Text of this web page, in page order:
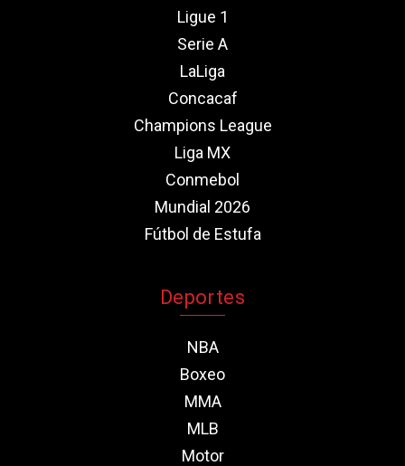
Ligue 1
Serie A
LaLiga
Concacaf
Champions League
Liga MX
Conmebol
Mundial 2026
Fútbol de Estufa
Deportes
NBA
Boxeo
MMA
MLB
Motor